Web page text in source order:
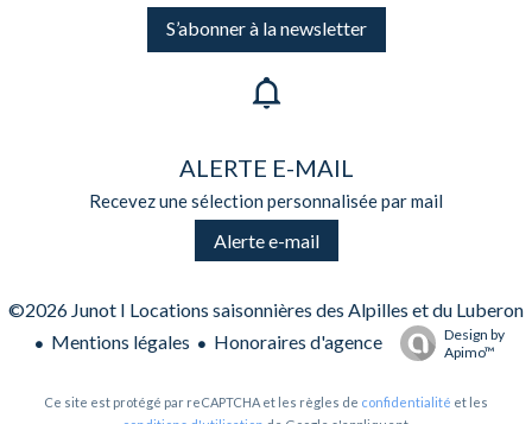
S’abonner à la newsletter
ALERTE E-MAIL
Recevez une sélection personnalisée par mail
Alerte e-mail
©2026 Junot I Locations saisonnières des Alpilles et du Luberon
Mentions légales
Honoraires d'agence
Design by
Apimo™
Ce site est protégé par reCAPTCHA et les règles de confidentialité et les